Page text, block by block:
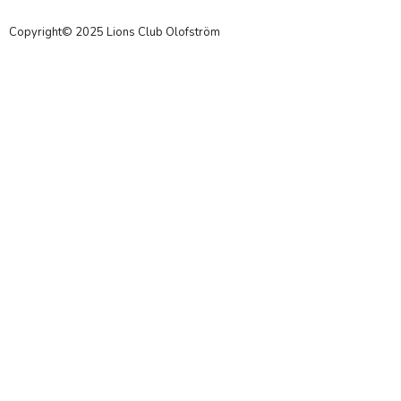
Copyright© 2025 Lions Club Olofström